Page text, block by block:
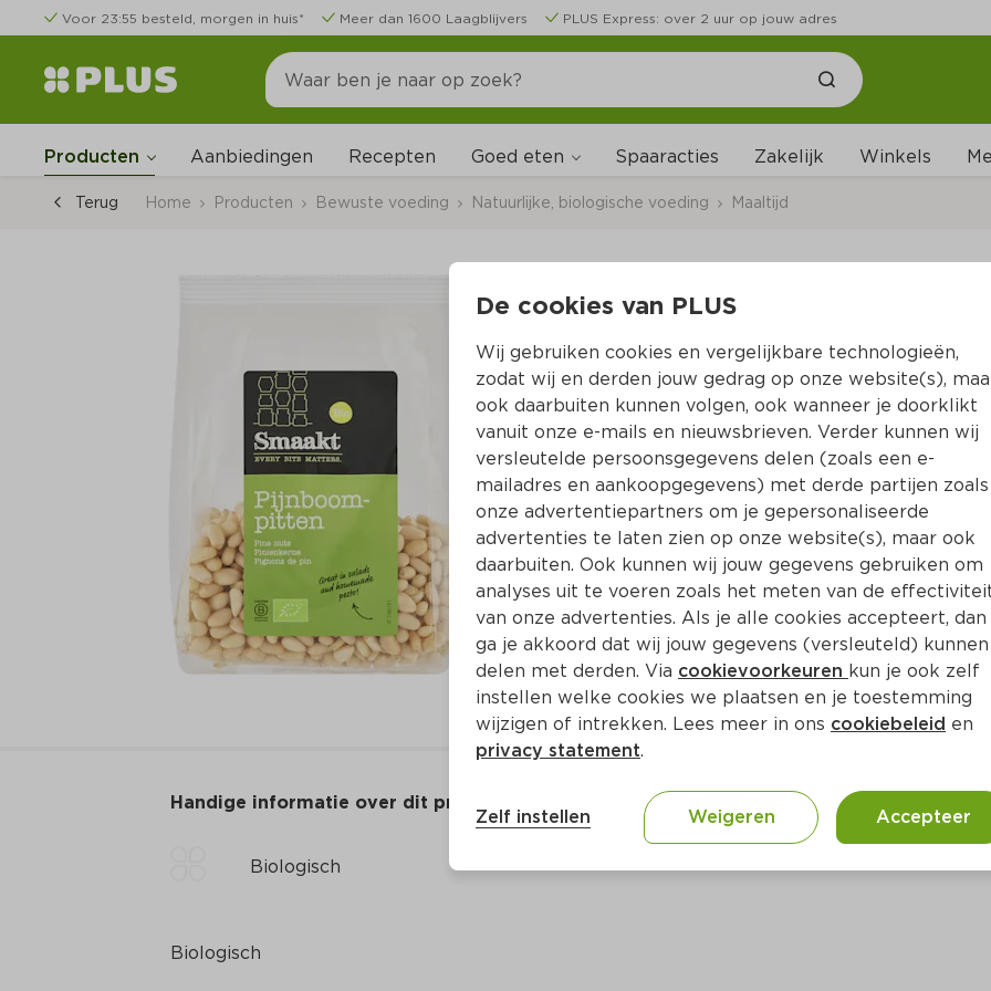
Voor 23:55 besteld, morgen in huis* Meer dan 1600 Laagblijvers PLUS Express: over 2 uur op jouw adres
Producten Aanbiedingen Recepten Goed eten Spaaracties Zakelijk Winkels
Terug Home Producten Bewuste voeding Natuurlijke, biologische voeding Maaltijd
Smaakt
Per Zak 100 g  (per kilo €77.90)
7.79
Toevoegen
Handige informatie over dit product
Biologisch
Biologisch
De cookies van PLUS
Wij gebruiken cookies en vergelijkbare technologieën,
zodat wij en derden jouw gedrag op onze website(s),
ook daarbuiten kunnen volgen, ook wanneer je doorklikt
vanuit onze e-mails en nieuwsbrieven. Verder kunnen wij
versleutelde persoonsgegevens delen (zoals een e-
mailadres en aankoopgegevens) met derde partijen zoals
onze advertentiepartners om je gepersonaliseerde
advertenties te laten zien op onze website(s), maar ook
daarbuiten. Ook kunnen wij jouw gegevens gebruiken om
analyses uit te voeren zoals het meten van de
van onze advertenties. Als je alle cookies accepteert, dan
ga je akkoord dat wij jouw gegevens (versleuteld) kunnen
delen met derden. Via cookievoorkeuren kun je ook zelf
instellen welke cookies we plaatsen en je toestemming
wijzigen of intrekken. Lees meer in ons cookiebeleid en
privacy statement.
Zelf instellen Weigeren Accepteer